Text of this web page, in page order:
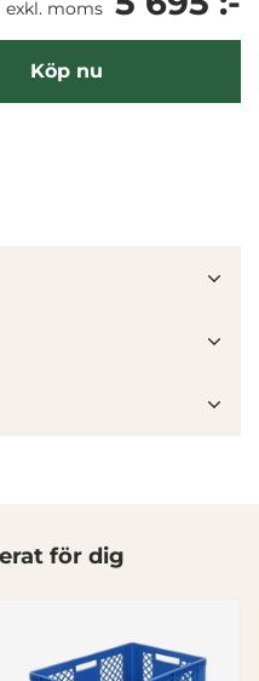
tillhandahålla funktioner
exkl. moms
Köp nu
för dig